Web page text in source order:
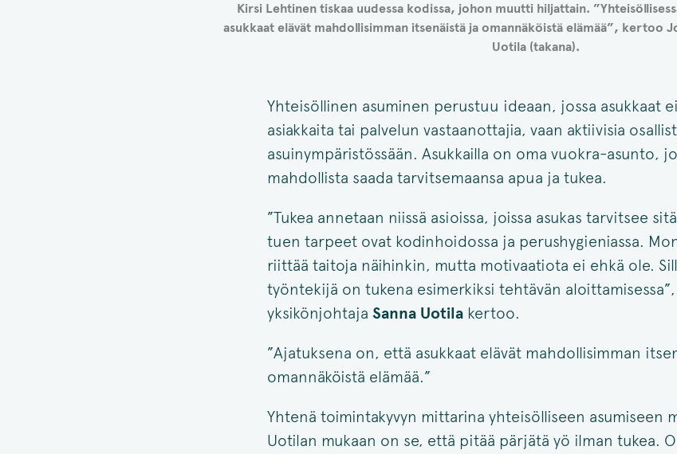
Kirsi Lehtinen tiskaa uudessa kodissa, johon muutti hiljattain.
asukkaat elävät mahdollisimman itsenäistä ja omannäköistä elämää”, kertoo
Uotila (takana).
Yhteisöllinen asuminen perustuu ideaan, jossa asukkaat
asiakkaita tai palvelun vastaanottajia, vaan aktiivisia
asuinympäristössään. Asukkailla on oma vuokra-asunto,
mahdollista saada tarvitsemaansa apua ja tukea.
”Tukea annetaan niissä asioissa, joissa asukas tarvitsee
tuen tarpeet ovat kodinhoidossa ja perushygieniassa.
riittää taitoja näihinkin, mutta motivaatiota ei ehkä ole.
työntekijä on tukena esimerkiksi tehtävän
yksikönjohtaja Sanna Uotilakertoo.
”Ajatuksena on, että asukkaat elävät mahdollisimman
omannäköistä elämää.”
Yhtenä toimintakyvyn mittarina yhteisölliseen asumiseen
Uotilan mukaan on se, että pitää pärjätä yö ilman tukea.